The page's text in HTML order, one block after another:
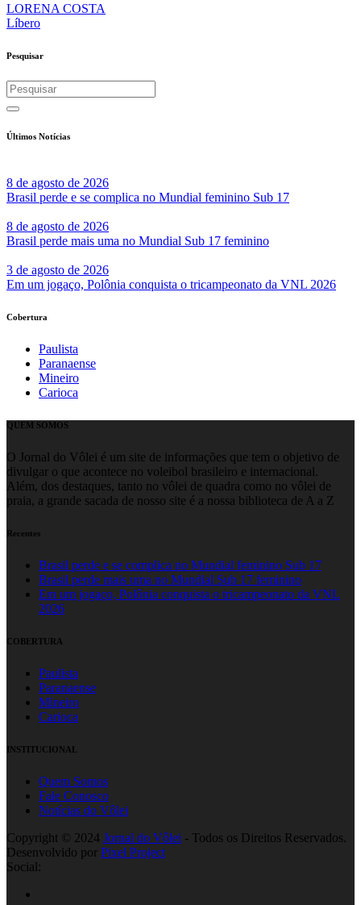
LORENA COSTA
Líbero
Pesquisar
Últimos Notícias
8 de agosto de 2026
Brasil perde e se complica no Mundial feminino Sub 17
8 de agosto de 2026
Brasil perde mais uma no Mundial Sub 17 feminino
3 de agosto de 2026
Em um jogaço, Polônia conquista o tricampeonato da VNL 2026
Cobertura
Paulista
Paranaense
Mineiro
Carioca
QUEM SOMOS
O Jornal do Vôlei é um site de informações que tem o objetivo de
divulgar o que acontece no voleibol brasileiro e internacional.
Além, dos destaques, tanto no vôlei de quadra como no vôlei de
praia, a grande sacada de nosso site é a nossa biblioteca de A a Z
Recentes
Brasil perde e se complica no Mundial feminino Sub 17
Brasil perde mais uma no Mundial Sub 17 feminino
Em um jogaço, Polônia conquista o tricampeonato da VNL
2026
COBERTURA
Paulista
Paranaense
Mineiro
Carioca
INSTITUCIONAL
Quem Somos
Fale Conosco
Notícias do Vôlei
Copyright © 2024 Jornal do Vôlei - Todos os Direitos Reservados.
Desenvolvido por Pixel Project
Social: